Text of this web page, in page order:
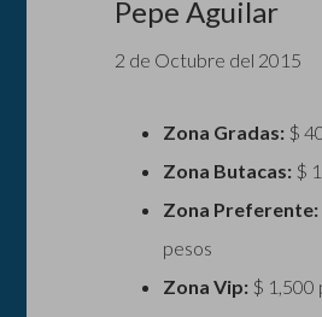
Pepe Aguilar
2 de Octubre del 2015
Zona Gradas: $
Zona Butacas: $
Zona Preferente:
pesos
Zona Vip: $ 1,500